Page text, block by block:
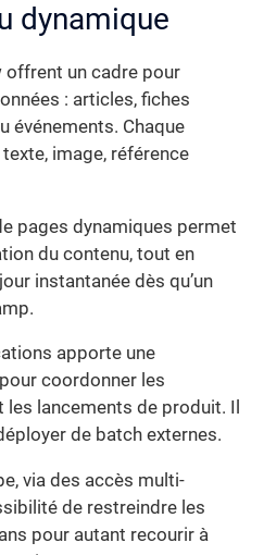
dynamique
offrent un cadre pour
: articles, fiches
événements. Chaque
image, référence
pages dynamiques permet
du contenu, tout en
instantanée dès qu’un
apporte une
coordonner les
lancements de produit. Il
de batch externes.
via des accès multi-
de restreindre les
pour autant recourir à